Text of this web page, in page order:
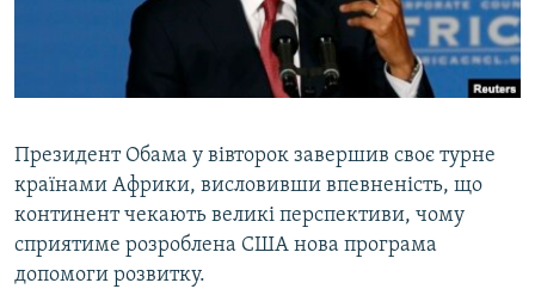
СПЕЦПРОЄКТИ
ПОДКАСТИ
КРИМ РЕАЛІЇ
РУС
УКР
КТАТ
Президент Обама у вівторок завершив своє турне
країнами Африки, висловивши впевненість, що
континент чекають великі перспективи, чому
сприятиме розроблена США нова програма
допомоги розвитку.